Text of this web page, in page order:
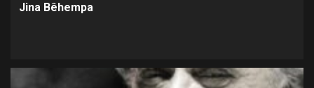
Jina Bêhempa